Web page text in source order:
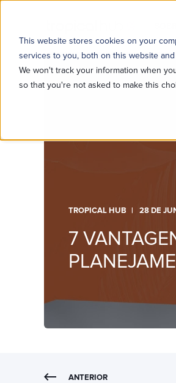
This website stores cookies on your
services to you, both on this website
We won't track your information when
so that you're not asked to make this
TROPICAL HUB 28 DE
7
ANTERIOR